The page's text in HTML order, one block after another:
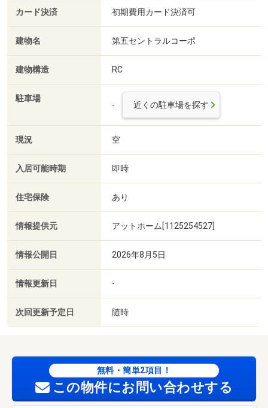
カード決済 初期費用カード決済可
建物名 第五セントラルコーポ
建物構造 RC
駐車場
- 近くの駐車場を探す
現況 空
入居可能時期 即時
住宅保険 あり
情報提供元 アットホーム[1125254527]
情報公開日 2026年8月5日
情報更新日 -
次回更新予定日 随時
無料・簡単2項目！
この物件にお問い合わせする